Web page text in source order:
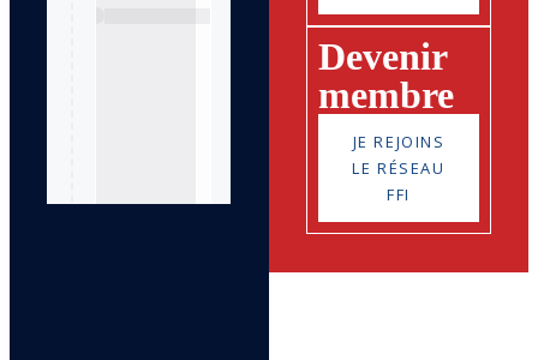
Devenir
membre
JE REJOINS
LE RÉSEAU
FFI